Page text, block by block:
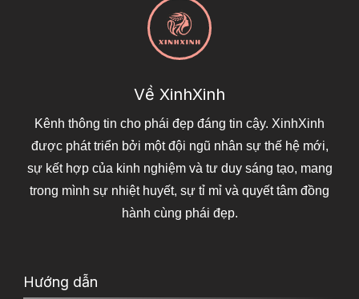
Về XinhXinh
Kênh thông tin cho phái đẹp đáng tin cậy. XinhXinh
được phát triển bởi một đội ngũ nhân sự thế hệ mới,
sự kết hợp của kinh nghiệm và tư duy sáng tạo, mang
trong mình sự nhiệt huyết, sự tỉ mỉ và quyết tâm đồng
hành cùng phái đẹp.
Hướng dẫn